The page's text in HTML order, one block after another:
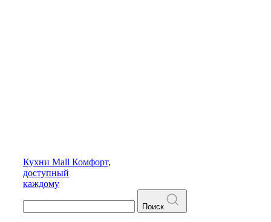
Кухни Mall Комфорт,
доступный
каждому
Поиск